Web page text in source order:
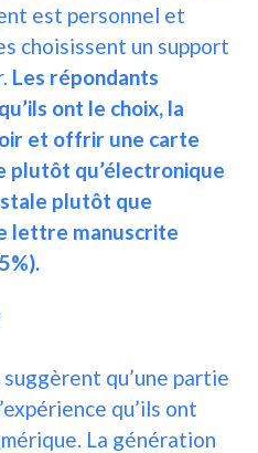
est personnel et
choisissent un support
Les répondants
ont le choix, la
et offrir une carte
plutôt qu’électronique
plutôt que
lettre manuscrite
qu’une partie
qu’ils ont
La génération